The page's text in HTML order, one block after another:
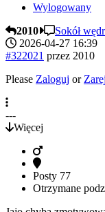
Wylogowany
2010
Sokół
2026-04-27 16:39
#322021 przez 2010
Please Zaloguj or
---
Więcej
Posty 77
Otrzymane